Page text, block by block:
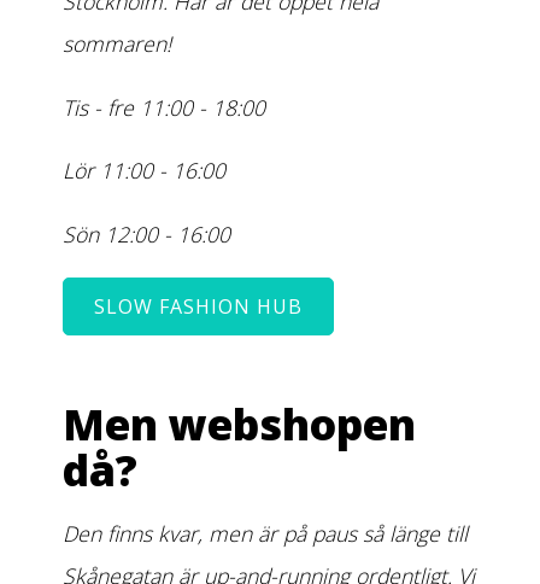
sommaren!
Tis - fre 11:00 - 18:00
Lör 11:00 - 16:00
Sön 12:00 - 16:00
SLOW FASHION HUB
Men webshopen
då?
Den finns kvar, men är på paus så länge till
Skånegatan är up-and-running ordentligt. Vi